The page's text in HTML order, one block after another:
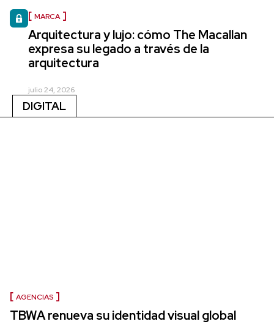
MARCA
Arquitectura y lujo: cómo The Macallan
expresa su legado a través de la
arquitectura
julio 24, 2026
DIGITAL
AGENCIAS
TBWA renueva su identidad visual global